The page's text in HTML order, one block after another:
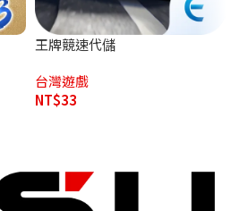
王牌競速代儲
台灣遊戲
NT$33